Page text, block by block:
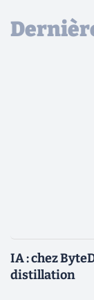
IA : chez
distillation